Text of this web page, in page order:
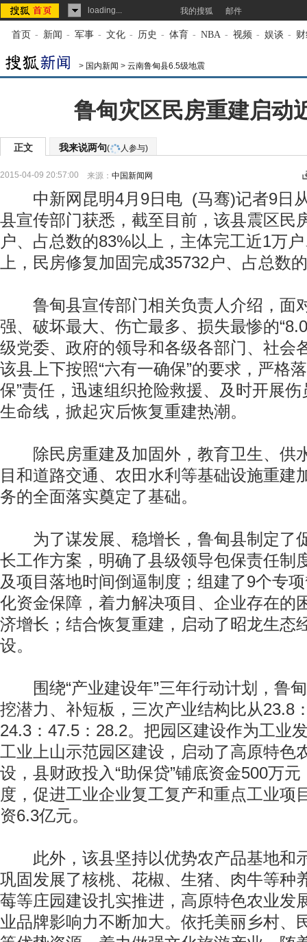
loading... 我的搜狐 邮件
首页 - 新闻 - 军事 - 文化 - 历史 - 体育 - NBA - 视频 - 娱谈 -
> 国内新闻 > 云南鲁甸县6.5级地震
鲁甸灾区民房重建启动
正文 我来说两句( 人参与)
2015-04-09 20:57:00 来源： 中国新闻网
中新网昆明4月9日电 (马骞)记者9日
县宣传部门获悉，截至目前，该县震区民
户、占总数的83%以上，主体完工近1万
上，民房修复加固完成35732户、占总数
鲁甸县宣传部门相关负责人介绍，面
强、破坏最大、伤亡最多、损失最惨的
级党委、政府的领导和各级各部门、社会
该县上下按照“六有一确保”的要求，严格
保”责任，迅速组织抢险救援、及时开展
生命线，掀起灾后恢复重建热潮。
除民房重建及加固外，教育卫生、供
目和道路交通、农田水利等基础设施重建
务的全面落实奠定了基础。
为了谋发展、稳增长，鲁甸县制定了
长工作方案，明确了县级领导包保责任制
及项目落地时间倒逼制度；组建了9个专
化资金保障，着力解决项目、企业存在的
济增长；结合恢复重建，启动了昭龙生态
设。
围绕“产业建设年”三年行动计划，鲁
挖潜力、补短板，三次产业结构比从23.8
24.3：47.5：28.2。把园区建设作为工业
工业上山示范园区建设，启动了高原特色
设，县财政投入“助保贷”铺底资金500万
度，促进工业企业复工复产和重点工业项
资6.3亿元。
此外，该县坚持以优势农产品基地和
巩固发展了核桃、花椒、生猪、肉牛等种
莓等庄园建设扎实推进，高原特色农业发
业品牌影响力不断加大。依托美丽乡村、